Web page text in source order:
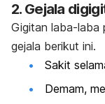
2. Gejala
Gigitan laba-laba
gejala berikut ini.
Sakit
Demam,